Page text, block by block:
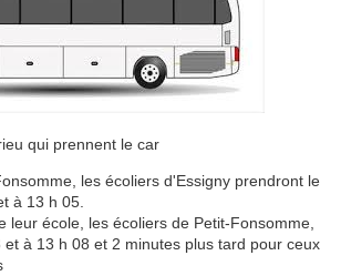
qui prennent le car
les écoliers d'Essigny prendront le
à 13 h 05.
leur école, les écoliers de Petit-Fonsomme,
et à 13 h 08 et 2 minutes plus tard pour ceux